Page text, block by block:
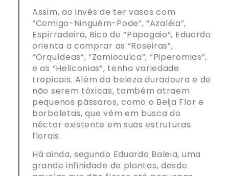
Assim, ao invés de ter vasos com
“Comigo-Ninguém-Pode”, “Azaléia”,
Espirradeira, Bico de “Papagaio”, Eduardo
orienta a comprar as “Roseiras”,
“Orquídeas”, “Zamioculca”, “Piperomias”,
e as “Heliconias”, tenha variedade
tropicais. Além da beleza duradoura e de
não serem tóxicas, também atraem
pequenos pássaros, como o Beija Flor e
borboletas, que vêm em busca do
néctar existente em suas estruturas
florais.
Há ainda, segundo Eduardo Baleia, uma
grande infinidade de plantas, desde